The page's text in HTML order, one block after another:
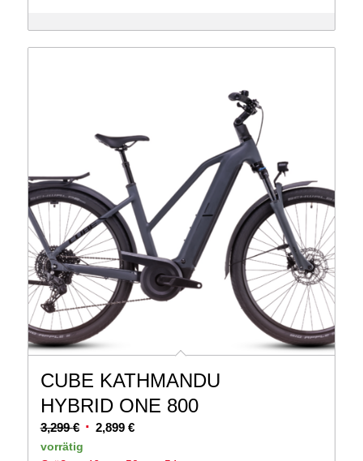
3,299 €
2,899 €.
CUBE KATHMANDU
HYBRID ONE 800
3,299€ Ursprünglicher
Preis
2,899 €Aktueller
vorrätig